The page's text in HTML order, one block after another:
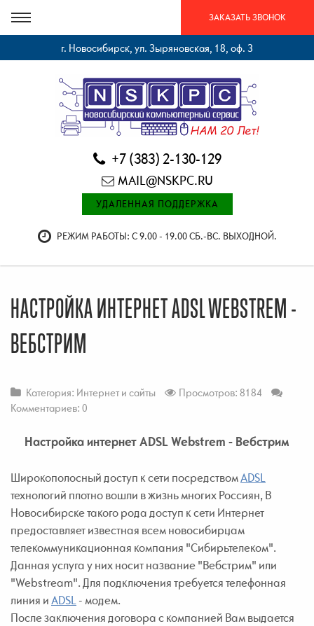
ЗАКАЗАТЬ ЗВОНОК
г. Новосибирск, ул. Зыряновская, 18, оф. 3
+7 (383) 2-130-129
MAIL@NSKPC.RU
УДАЛЕННАЯ ПОДДЕРЖКА
РЕЖИМ РАБОТЫ: С 9.00 - 19.00 СБ.-ВС. ВЫХОДНОЙ.
НАСТРОЙКА ИНТЕРНЕТ ADSL WEBSTREM -
ВЕБСТРИМ
Категория: Интернет и сайты
Просмотров: 8184
Комментариев: 0
Настройка интернет ADSL Webstrem - Вебстрим
Широкополосный доступ к сети посредствомADSL
технологий плотно вошли в жизнь многих Россиян, В
Новосибирске такого рода доступ к сети Интернет
предоставляет известная всем новосибирцам
телекоммуникационная компания "Сибирьтелеком".
Данная услуга у них носит название "Вебстрим" или
"Webstream". Для подключения требуется телефонная
линия иADSL- модем.
После заключения договора с компанией Вам выдается